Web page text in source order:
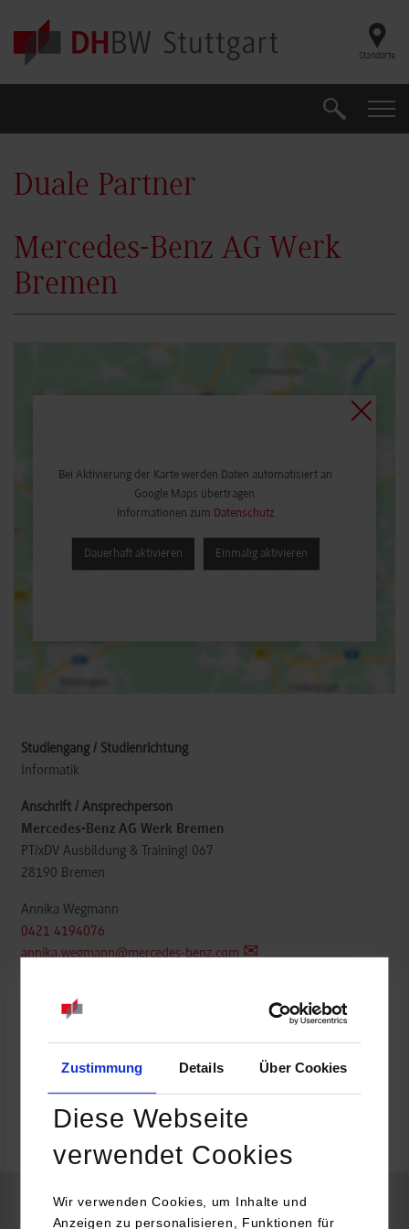
Zustimmung Details Über Cookies
Diese Webseite
verwendet Cookies
Wir verwenden Cookies, um Inhalte und
Anzeigen zu personalisieren, Funktionen für
Skip to main content
Standorte
Suche
Duale Partner
Mercedes-Benz AG Werk
Bremen
Bei Aktivierung der Karte werden Daten automatisiert an
Google Maps übertragen.
Informationen zum Datenschutz
Dauerhaft aktivieren Einmalig aktivieren
Informatik
Mercedes-Benz AG Werk Bremen
PT/xDV Ausbildung & Training| 067
28190 Bremen
Annika Wegmann
0421 4194076
annika.wegmann@mercedes-benz.com
Maschinenbau